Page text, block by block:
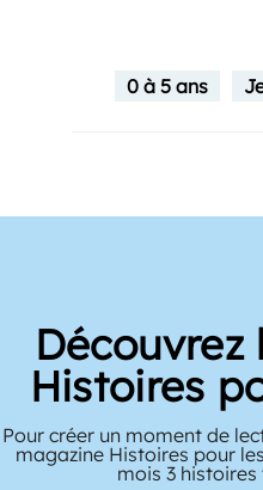
0 à 5 ans
Histoires
Pour créer un moment de
magazine Histoires pour
mois 3